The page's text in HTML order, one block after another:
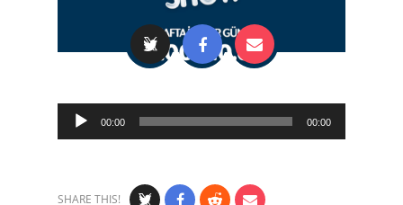
Audio
Player
00:00 00:00
SHARE THIS!